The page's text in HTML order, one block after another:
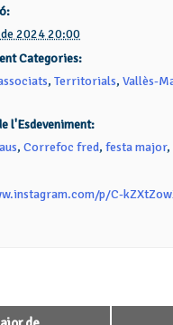
2024 20:00
Categories:
,Territorials,Vallès-
l'Esdeveniment:
,Correfoc fred,festa major,
p/C-